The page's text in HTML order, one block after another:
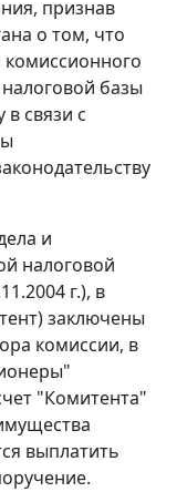
признав
о том, что
комиссионного
базы
связи с
и
налоговой
г.), в
заключены
комиссии, в
"Комитента"
выплатить